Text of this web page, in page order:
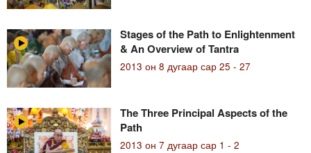
Stages of the Path to Enlightenment
& An Overview of Tantra
2013 он 8 дугаар сар 25 - 27
The Three Principal Aspects of the
Path
2013 он 7 дугаар сар 1 - 2